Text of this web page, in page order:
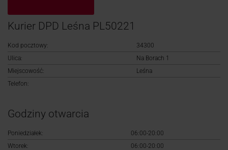
Kurier DPD Leśna PL50221
Kod pocztowy:
34300
Ulica:
Na Borach 1
Miejscowość:
Leśna
Telefon:
Godziny otwarcia
Poniedziałek:
06:00-20:00
Wtorek:
06:00-20:00